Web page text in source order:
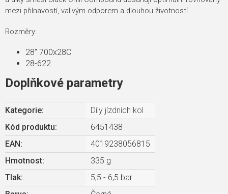
mezi přilnavostí, valivým odporem a dlouhou životností.
Rozměry:
28" 700x28C
28-622
Doplňkové parametry
Kategorie:
Díly jízdních kol
Kód produktu:
6451438
EAN :
4019238056815
Hmotnost:
335 g
Tlak:
5,5 - 6,5 bar